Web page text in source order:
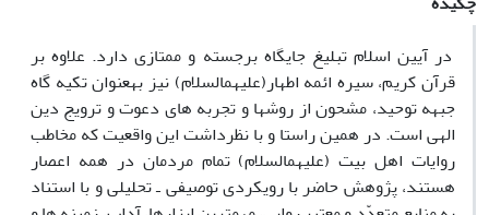
در آیین اسلام تبلیغ جایگاه برجسته و ممتازی دارد. علاوه بر
قرآن کریم، سیره ائمه اطهار(علیهم‎السلام) نیز به‎عنوان تکیه ­گاه
جبهه توحید، مشحون از روش­ها و تجربه­ های دعوت و ترویج دین
الهی است. در همین راستا و با نظرداشت این واقعیت که مخاطب
روایات اهل بیت (علیهم‎السلام) تمام مردمان در همه اعصار
هستند، پژوهش حاضر با رویکردی توصیفی ـ تحلیلی و با استناد